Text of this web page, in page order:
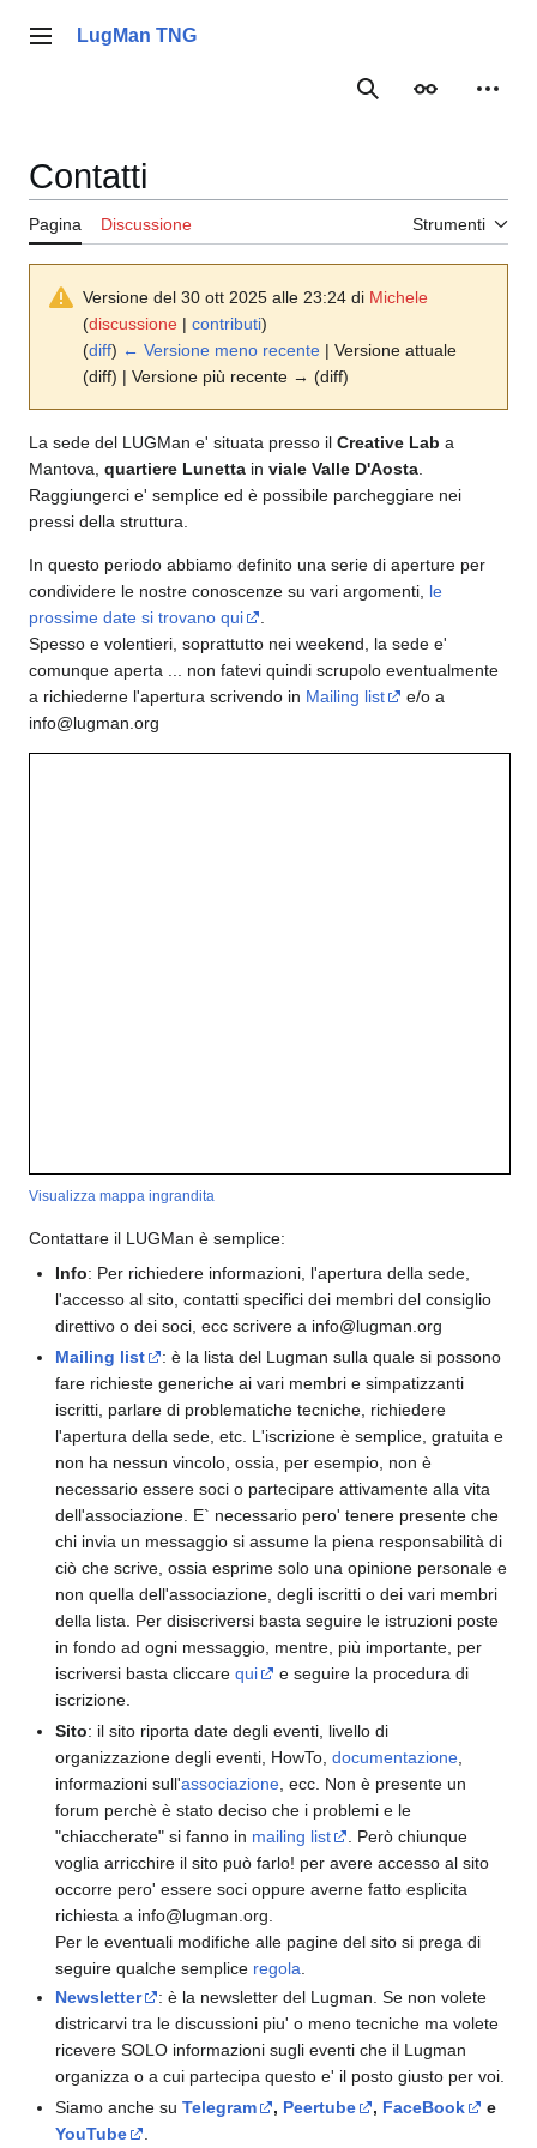
Menu principale
LugMan TNG
RicercaAspetto
Contatti
Pagina Discussione Strumenti
Versione del 30 ott 2025 alle 23:24 di Michele
(discussione | contributi)
(diff) ← Versione meno recente | Versione attuale
(diff) | Versione più recente → (diff)
La sede del LUGMan e' situata presso il Creative Lab a
Mantova, quartiere Lunetta in viale Valle D'Aosta
Raggiungerci e' semplice ed è possibile parcheggiare nei
pressi della struttura.
In questo periodo abbiamo definito una serie di aperture per
condividere le nostre conoscenze su vari argomenti, le
prossime date si trovano qui
Spesso e volentieri, soprattutto nei weekend, la sede e'
comunque aperta ... non fatevi quindi scrupolo eventualmente
a richiederne l'apertura scrivendo in Mailing list
e/o a
info@lugman.org
Visualizza mappa ingrandita
Contattare il LUGMan è semplice:
Info: Per richiedere informazioni, l'apertura della sede,
l'accesso al sito, contatti specifici dei membri del consiglio
direttivo o dei soci, ecc scrivere a info@lugman.org
Mailing list
: è la lista del Lugman sulla quale si possono
fare richieste generiche ai vari membri e simpatizzanti
iscritti, parlare di problematiche tecniche, richiedere
l'apertura della sede, etc. L'iscrizione è semplice, gratuita e
non ha nessun vincolo, ossia, per esempio, non è
necessario essere soci o partecipare attivamente alla vita
dell'associazione. E` necessario pero' tenere presente che
chi invia un messaggio si assume la piena responsabilità di
ciò che scrive, ossia esprime solo una opinione personale e
non quella dell'associazione, degli iscritti o dei vari membri
della lista. Per disiscriversi basta seguire le istruzioni poste
in fondo ad ogni messaggio, mentre, più importante, per
iscriversi basta cliccarequi
e seguire la procedura di
iscrizione.
Sito: il sito riporta date degli eventi, livello di
organizzazione degli eventi, HowTo,documentazione,
informazioni sull'associazione, ecc. Non è presente un
forum perchè è stato deciso che i problemi e le
"chiaccherate" si fanno in mailing list
. Però chiunque
voglia arricchire il sito può farlo! per avere accesso al sito
occorre pero' essere soci oppure averne fatto esplicita
richiesta a info@lugman.org.
Per le eventuali modifiche alle pagine del sito si prega di
seguire qualche semplice regola.
Newsletter
: è la newsletter del Lugman. Se non volete
districarvi tra le discussioni piu' o meno tecniche ma volete
ricevere SOLO informazioni sugli eventi che il Lugman
organizza o a cui partecipa questo e' il posto giusto per voi.
Siamo anche suTelegram , Peertube , FaceBook
e
YouTube